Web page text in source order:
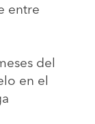
entre
del
en el